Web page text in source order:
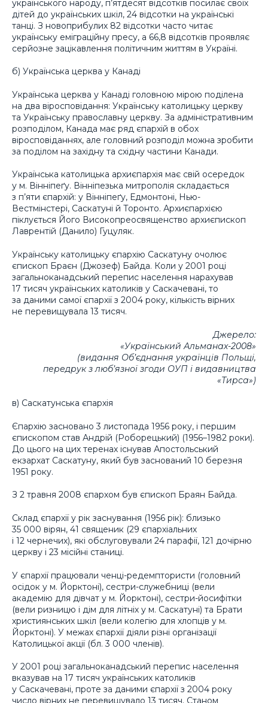
українського народу, п’ятдесят відсотків посилає своїх
дітей до українських шкіл, 24 відсотки на українські
танці. З новоприбулих 82 відсотки часто читає
українську еміграційну пресу, а 66,8 відсотків проявляє
серйозне зацікавлення політичним життям в Україні.
б) Українська церква у Канаді
Українська церква у Канаді головною мірою поділена
на два віросповідання: Українську католицьку церкву
та Українську православну церкву. За адміністративним
розподілом, Канада має ряд єпархій в обох
віросповіданнях, але головний розподіл можна зробити
за поділом на західну та східну частини Канади.
Українська католицька архиєпархія має свій осередок
у м. Вінніпеґу. Вінніпезька митрополія складається
з п’яти єпархій: у Вінніпеґу, Едмонтоні, Нью-
Вестмінстері, Саскатуні й Торонто. Архиєпархією
піклується Його Високопреосвященство архиєпископ
Лаврентій (Данило) Гуцуляк.
Українську католицьку єпархію Саскатуну очолює
єпископ Браєн (Джозеф) Байда. Коли у 2001 році
загальноканадський перепис населення нарахував
17 тисяч українських католиків у Саскачевані, то
за даними самої єпархії з 2004 року, кількість вірних
не перевищувала 13 тисяч.
Джерело:
«Український Альманах-2008»
(видання Об’єднання українців Польщі,
передрук з люб’язної згоди ОУП і видавництва
«Тирса»)
в) Саскатунська єпархія
Єпархію засновано 3 листопада 1956 року, і першим
єпископом став Андрій (Роборецький) (1956–1982 роки).
До цього на цих теренах існував Апостольський
екзархат Саскатуну, який був заснований 10 березня
1951 року.
З 2 травня 2008 єпархом був єпископ Браян Байда.
Склад єпархії у рік заснування (1956 рік): близько
35 000 вірян, 41 священик (29 єпархіальних
і 12 чернечих), які обслуговували 24 парафії, 121 дочірню
церкву і 23 місійні станиці.
У єпархії працювали ченці-редемптористи (головний
осідок у м. Йорктоні), сестри-служебниці (вели
академію для дівчат у м. Йорктоні), сестри-йосифітки
(вели ризницю і дім для літніх у м. Саскатуні) та Брати
християнських шкіл (вели колегію для хлопців у м.
Йорктоні). У межах єпархії діяли різні організації
Католицької акції (бл. 3 000 членів).
У 2001 році загальноканадський перепис населення
вказував на 17 тисяч українських католиків
у Саскачевані, проте за даними єпархії з 2004 року
число вірних не перевищувало 13 тисяч. Станом